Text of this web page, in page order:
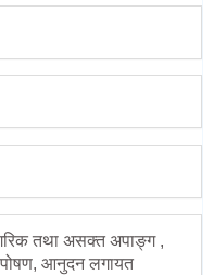
तथा असक्त अपाङ्ग ,
पोषण, आनुदन लगायत